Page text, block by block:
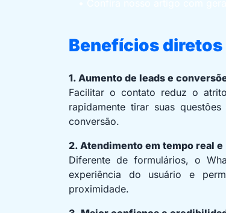
Benefícios
1. Aumento de leads e
Facilitar o contato reduz o
rapidamente tirar suas
conversão.
2. Atendimento em tempo real e
Diferente de formulários, o
experiência do usuário e
proximidade.